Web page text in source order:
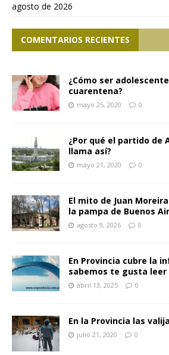
agosto de 2026
COMENTARIOS RECIENTES
¿Cómo ser
cuarentena?
mayo 25, 2020 0
¿Por qué el partido de
llama así?
mayo 21, 2020 0
El mito de Juan
la pampa de Buenos
agosto 9, 2026 0
En Provincia cubre la
sabemos te gusta leer
abril 13, 2025 0
En la Provincia las
julio 21, 2020 0